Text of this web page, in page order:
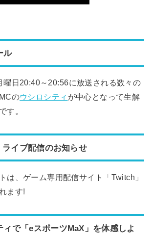
ル
曜日20:40～20:56に放送される数々の
のウシロシティ が中心となって生解
す。
イブ配信のお知らせ
は、ゲーム専用配信サイト「Twitch」
ます!
ィで「eスポーツMaX」を体感しよ